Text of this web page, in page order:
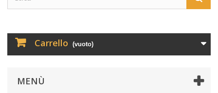
Carrello (vuoto)
MENÙ